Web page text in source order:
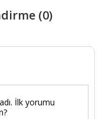
(0)
İlk yorumu